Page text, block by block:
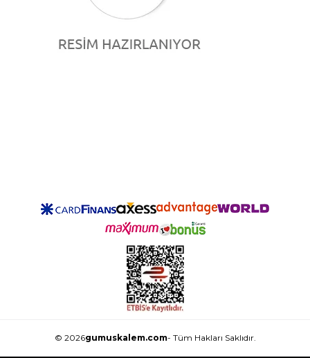
© 2026gumuskalem.com- Tüm Hakları Saklıdır.